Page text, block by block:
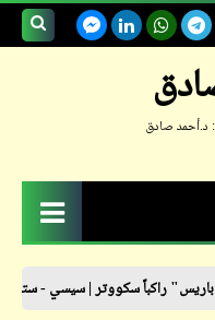
د.أحمد صادق
| سيسي - ستايل نشرة